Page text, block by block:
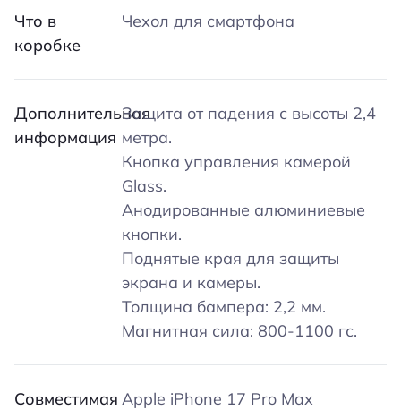
Что в
коробке
Чехол для смартфона
Дополнительная
информация
Защита от падения с высоты 2,4
метра.
Кнопка управления камерой
Glass.
Анодированные алюминиевые
кнопки.
Поднятые края для защиты
экрана и камеры.
Толщина бампера: 2,2 мм.
Магнитная сила: 800-1100 гс.
Совместимая Apple iPhone 17 Pro Max